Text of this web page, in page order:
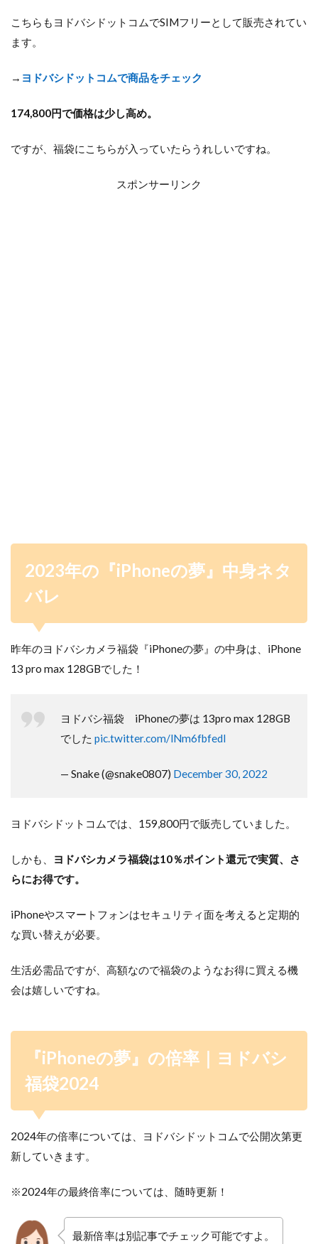
こちらもヨドバシドットコムでSIMフリーとして販売されてい
ます。
→ ヨドバシドットコムで商品をチェック
174,800円で価格は少し高め。
ですが、福袋にこちらが入っていたらうれしいですね。
スポンサーリンク
2023年の『iPhoneの夢』 中身ネタ
バレ
昨年のヨドバシカメラ福袋『iPhoneの夢』の中身は、iPhone
13 pro max 128GBでした！
ヨドバシ福袋 iPhoneの夢は 13pro max 128GB
でした pic.twitter.com/lNm6fbfedl
— Snake (@snake0807) December 30, 2022
ヨドバシドットコムでは、159,800円で販売していました。
しかも、
ヨドバシカメラ福袋は10％ポイント還元で実質、さ
らにお得です。
iPhoneやスマートフォンはセキュリティ面を考えると定期的
な買い替えが必要。
生活必需品ですが、高額なので福袋のようなお得に買える機
会は嬉しいですね。
『iPhoneの夢』の倍率｜ヨドバシ
福袋2024
2024年の倍率については、ヨドバシドットコムで公開次第更
新していきます。
※2024年の最終倍率については、随時更新！
最新倍率は別記事でチェック可能ですよ。